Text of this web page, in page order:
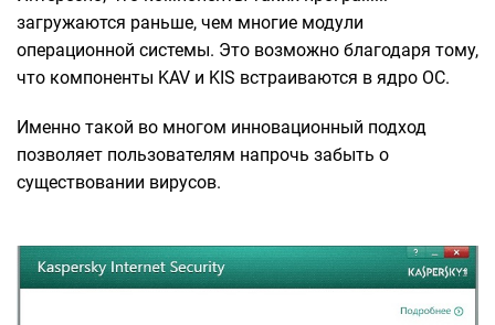
загружаются раньше, чем многие модули
операционной системы. Это возможно благодаря тому,
что компоненты KAV и KIS встраиваются в ядро ОС.
Именно такой во многом инновационный подход
позволяет пользователям напрочь забыть о
существовании вирусов.